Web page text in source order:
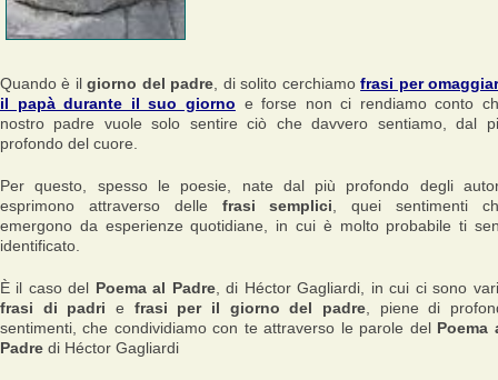
Quando è ilgiorno del padre , di solito cerchiamofrasi per
il papà durante il suo giorno e forse non ci rendiamo conto
nostro padre vuole solo sentire ciò che davvero sentiamo, dal
profondo del cuore.
Per questo, spesso le poesie, nate dal più profondo degli
esprimono attraverso delle frasi semplici , quei sentimenti
emergono da esperienze quotidiane, in cui è molto probabile ti
identificato.
È il caso del Poema al Padre , di Héctor Gagliardi, in cui ci sono
frasi di padri e frasi per il giorno del padre , piene di
sentimenti, che condividiamo con te attraverso le parole del Poema
Padre di Héctor Gagliardi